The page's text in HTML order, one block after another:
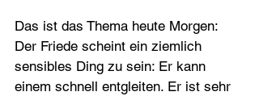
Das ist das Thema heute Morgen:
Der Friede scheint ein ziemlich
sensibles Ding zu sein: Er kann
einem schnell entgleiten. Er ist sehr